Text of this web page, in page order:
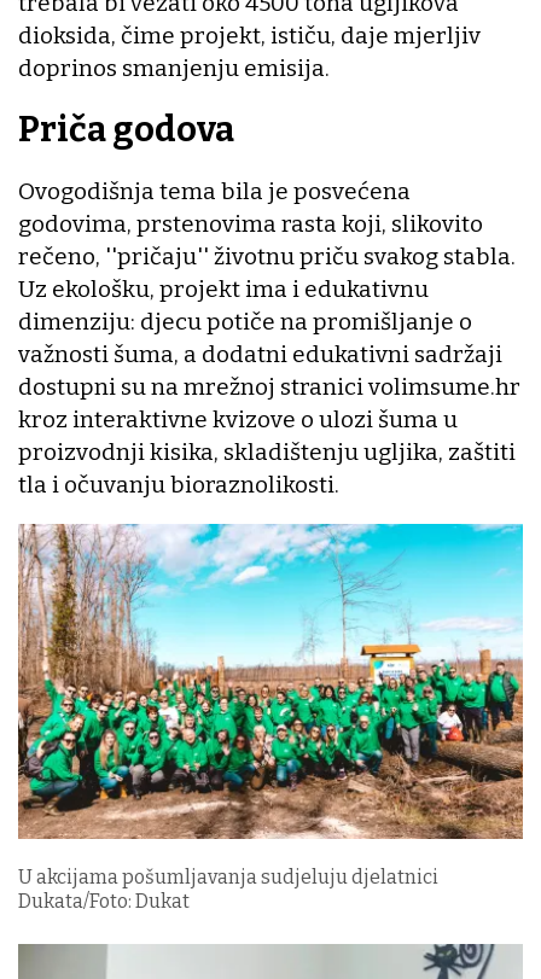
dioksida, čime projekt, ističu, daje mjerljiv
doprinos smanjenju emisija.
Priča godova
Ovogodišnja tema bila je posvećena
godovima, prstenovima rasta koji, slikovito
rečeno, ''pričaju'' životnu priču svakog stabla.
Uz ekološku, projekt ima i edukativnu
dimenziju: djecu potiče na promišljanje o
važnosti šuma, a dodatni edukativni sadržaji
dostupni su na mrežnoj stranici volimsume.hr
kroz interaktivne kvizove o ulozi šuma u
proizvodnji kisika, skladištenju ugljika, zaštiti
tla i očuvanju bioraznolikosti.
U akcijama pošumljavanja sudjeluju djelatnici
Dukata/Foto: Dukat